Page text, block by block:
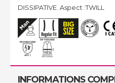
DISSIPATIVE. Aspect :TWILL
INFORMATIONS